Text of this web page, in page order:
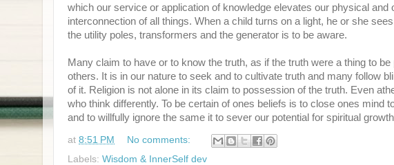
which our service or application of knowledge elevates our physical
interconnection of all things. When a child turns on a light, he or she
the utility poles, transformers and the generator is to be aware.
Many claim to have or to know the truth, as if the truth were a thing to
others. It is in our nature to seek and to cultivate truth and many follow
of it. Religion is not alone in its claim to possession of the truth. Even
who think differently. To be certain of ones beliefs is to close ones mind
and to willfully ignore the same it to sever our potential for spiritual
at 8:51 PM
No comments:
Labels: Wisdom & InnerSelf dev